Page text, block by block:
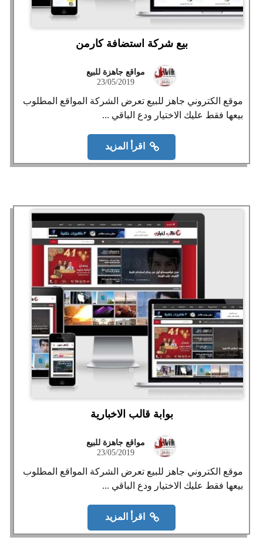
بيع شركة استضافة كارمن
مواقع جاهزة للبيع
23/05/2019
موقع الكتروني جاهز للبيع تعرض الشركة المواقع المطلوب
بيعها فقط عليك الاختيار ودع الباقي ...
اقرأ المزيد
بوابة قالب الاخبارية
مواقع جاهزة للبيع
23/05/2019
موقع الكتروني جاهز للبيع تعرض الشركة المواقع المطلوب
بيعها فقط عليك الاختيار ودع الباقي ...
اقرأ المزيد